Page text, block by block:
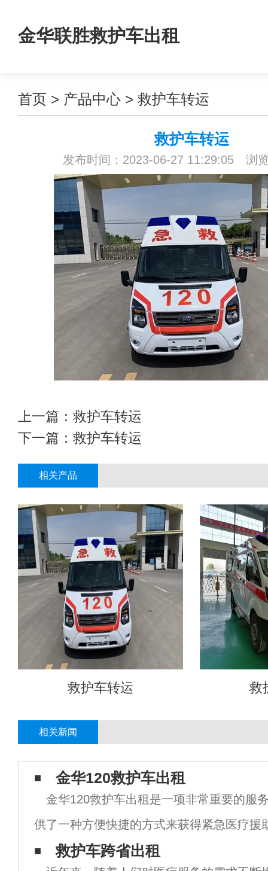
金华联胜救护车出租
首页 > 产品中心 > 救护车转运
救护车转运
发布时间：2023-06-27 11:29:05 浏
上一篇： 救护车转运
下一篇： 救护车转运
相关产品
救护车转运 救
相关新闻
金华120救护车出租
金华120救护车出租是一项非常重要的服
供了一种方便快捷的方式来获得紧急医疗援
于那些需要紧急转运或医疗监护的人来说尤
救护车跨省出租